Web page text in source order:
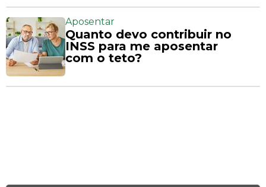
Aposentar
Quanto devo contribuir no
INSS para me aposentar
com o teto?